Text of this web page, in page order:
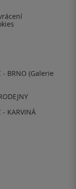
- BRNO (Galerie
- KARVINÁ